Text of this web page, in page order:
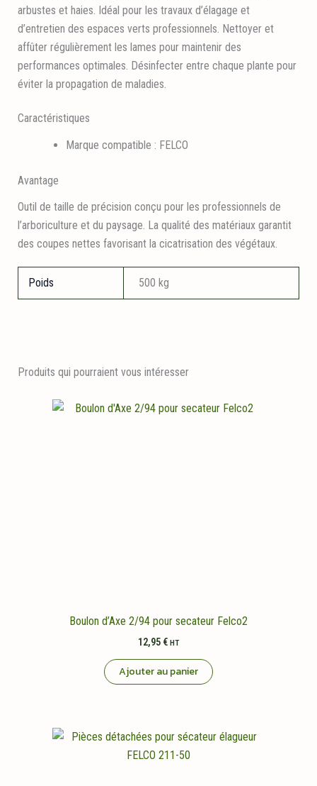
arbustes et haies. Idéal pour les travaux d’élagage et
d’entretien des espaces verts professionnels. Nettoyer et
affûter régulièrement les lames pour maintenir des
performances optimales. Désinfecter entre chaque plante pour
éviter la propagation de maladies.
Caractéristiques
Marque compatible : FELCO
Avantage
Outil de taille de précision conçu pour les professionnels de
l’arboriculture et du paysage. La qualité des matériaux garantit
des coupes nettes favorisant la cicatrisation des végétaux.
Poids 500 kg
Produits qui pourraient vous intéresser
Boulon d’Axe 2/94 pour secateur Felco2
12,95 € HT
Ajouter au panier